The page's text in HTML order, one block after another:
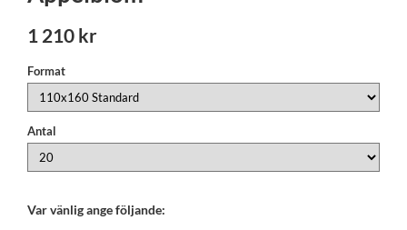
1 210 kr
Format
Antal
Var vänlig ange följande: